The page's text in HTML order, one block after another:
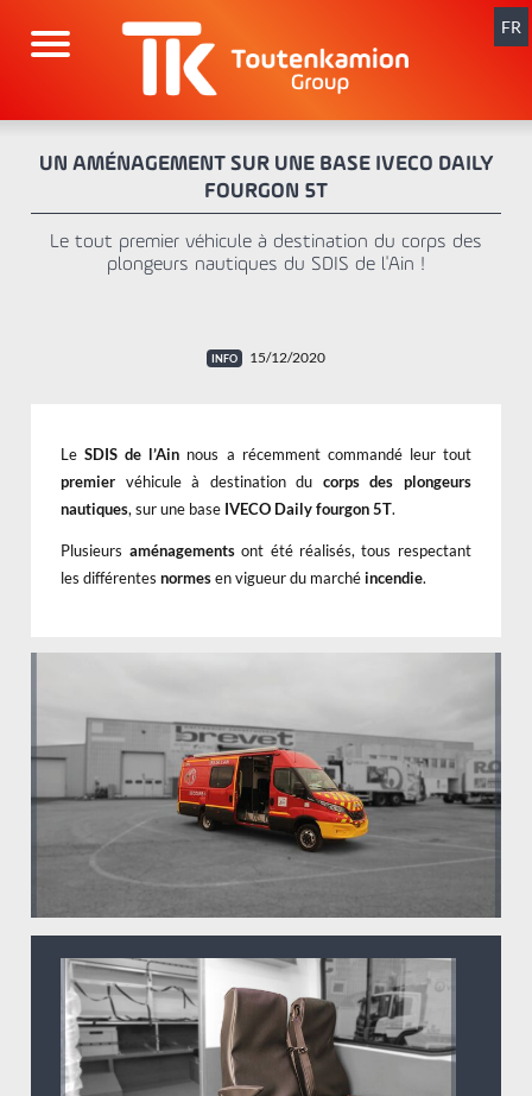
contenu
FR
UN AMÉNAGEMENT SUR UNE BASE IVECO DAILY
FOURGON 5T
Le tout premier véhicule à destination du corps des
plongeurs nautiques du SDIS de l'Ain !
15/12/2020
LeSDIS de l’Ain nous a récemment commandé leur tout
premier véhicule à destination du corps des plongeurs
nautiques, sur une base IVECO Daily fourgon 5T.
Plusieurs aménagementsont été réalisés, tous respectant
les différentesnormesen vigueur du marchéincendie.